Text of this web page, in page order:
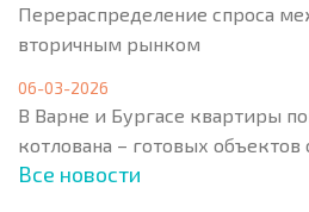
Перераспределение спроса
вторичным рынком
06-03-2026
В Варне и Бургасе квартиры
котлована – готовых объектов
Все новости